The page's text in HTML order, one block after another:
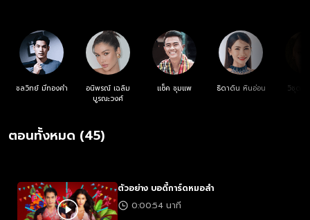
ชลวิทย์ มีทองคำ
อนิพรณ์ เฉลิม
บูรณะวงศ์
แซ็ค ชุมแพ ธิดาดิน หินอ่อน วิชุดา
ตอนทั้งหมด (45)
ตัวอย่าง บอดี้การ์ดหมอลำ
0:00:54 นาที